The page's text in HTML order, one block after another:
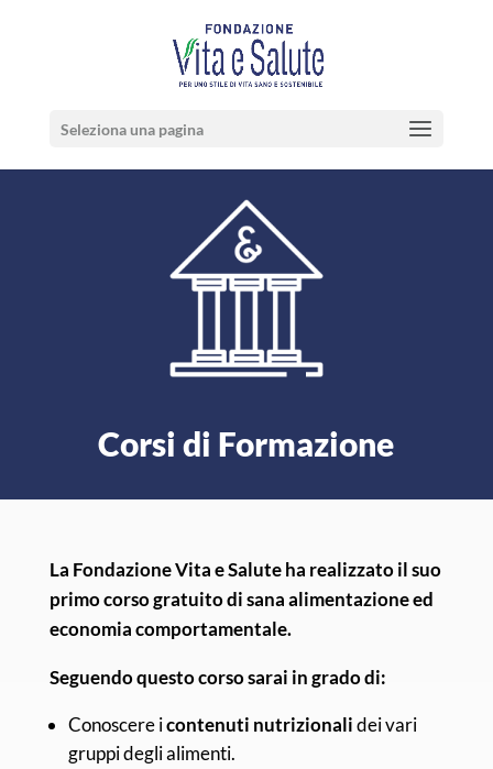
Seleziona una pagina
Corsi di Formazione
La Fondazione Vita e Salute ha realizzato il suo
primo corso gratuito di sana alimentazione ed
economia comportamentale.
Seguendo questo corso sarai in grado di:
Conoscere icontenuti nutrizionalidei vari
gruppi degli alimenti.